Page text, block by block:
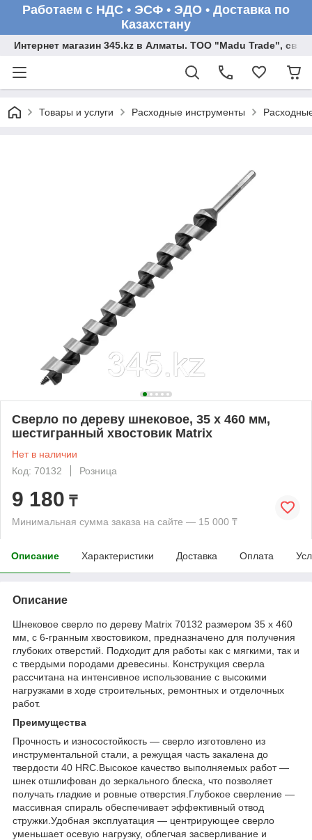
Работаем с НДС • ЭСФ • ЭДО • Доставка по
Казахстану
Интернет магазин 345.kz в Алматы. ТОО "Madu Trade",
Товары и услуги Расходные инструменты
Сверло по дереву шнековое, 35 х 460 мм,
шестигранный хвостовик Matrix
Нет в наличии
Код: 70132
Розница
9 180 ₸
Минимальная сумма заказа на сайте — 15 000 ₸
Описание Характеристики Доставка Оплата
Описание
Шнековое сверло по дереву Matrix 70132 размером 35 х 460
мм, с 6-гранным хвостовиком, предназначено для получения
глубоких отверстий. Подходит для работы как с мягкими, так и
с твердыми породами древесины. Конструкция сверла
рассчитана на интенсивное использование с высокими
нагрузками в ходе строительных, ремонтных и отделочных
работ.
Преимущества
Прочность и износостойкость — сверло изготовлено из
инструментальной стали, а режущая часть закалена до
твердости 40 HRC.Высокое качество выполняемых работ —
шнек отшлифован до зеркального блеска, что позволяет
получать гладкие и ровные отверстия.Глубокое сверление —
массивная спираль обеспечивает эффективный отвод
стружки.Удобная эксплуатация — центрирующее сверло
уменьшает осевую нагрузку, облегчая засверливание и